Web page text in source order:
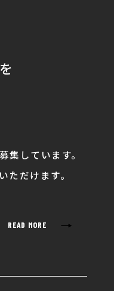
集しています。
ただけます。
READ MORE →